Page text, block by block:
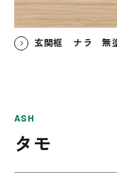
玄関框 ナラ 無
ASH
タモ